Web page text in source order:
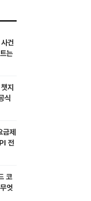
건
는
지
식
금제
전
코
엇